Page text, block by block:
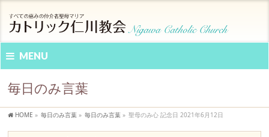
MENU
毎日のみ言葉
HOME » 毎日のみ言葉 » 毎日のみ言葉 » 聖母のみ心 記念日 2021年6月12日